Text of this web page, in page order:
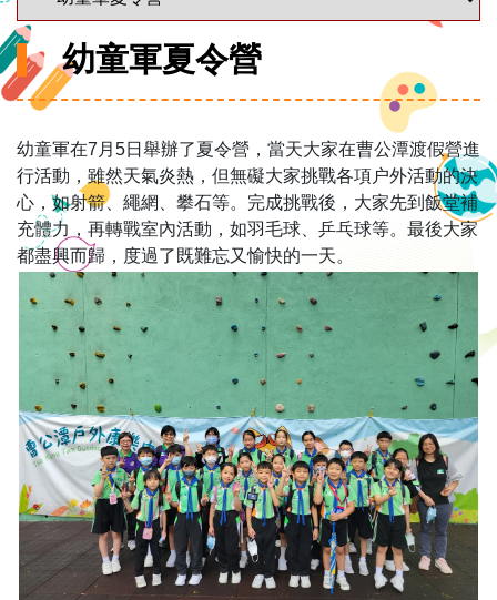
幼童軍夏令營
幼童軍在7月5日舉辦了夏令營，當天大家在曹公潭渡假營進
行活動，雖然天氣炎熱，但無礙大家挑戰各項户外活動的決
心，如射箭、繩網、攀石等。完成挑戰後，大家先到飯堂補
充體力，再轉戰室內活動，如羽毛球、乒乓球等。最後大家
都盡興而歸，度過了既難忘又愉快的一天。